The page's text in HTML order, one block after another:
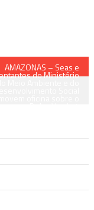
AMAZONAS – Seas e
do Ministério